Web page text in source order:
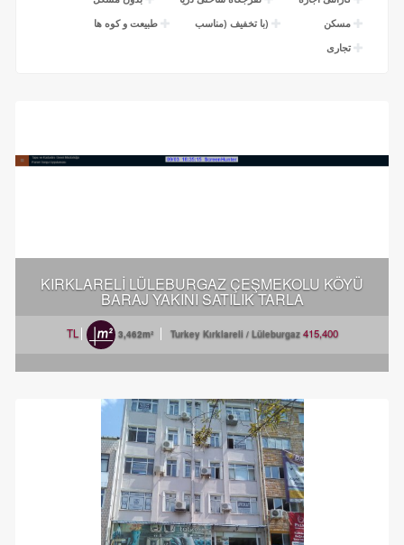
مسکن
(با تخفیف (مناسب
طبیعت و کوه ها
تجاری
KIRKLARELİ LÜLEBURGAZ ÇEŞMEKOLU KÖYÜ
BARAJ YAKINI SATILIK TARLA
415,400 TL
3,462m² Turkey Kırklareli / Lüleburgaz